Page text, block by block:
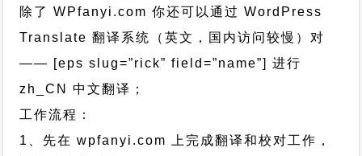
除了 WPfanyi.com 你还可以通过WordPress
Translate 翻译系统（英文，国内访问较慢）对
—— [eps slug=”rick” field=”name”]进行
zh_CN
中文翻译；
工作流程：
1、先在 wpfanyi.com 上完成翻译和校对工作，